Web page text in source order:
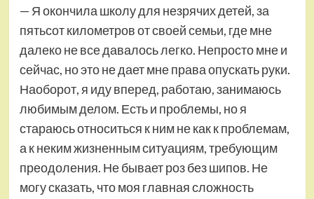
— Я окончила школу для незрячих детей, за
пятьсот километров от своей семьи, где мне
далеко не все давалось легко. Непросто мне и
сейчас, но это не дает мне права опускать руки.
Наоборот, я иду вперед, работаю, занимаюсь
любимым делом. Есть и проблемы, но я
стараюсь относиться к ним не как к проблемам,
а к неким жизненным ситуациям, требующим
преодоления. Не бывает роз без шипов. Не
могу сказать, что моя главная сложность